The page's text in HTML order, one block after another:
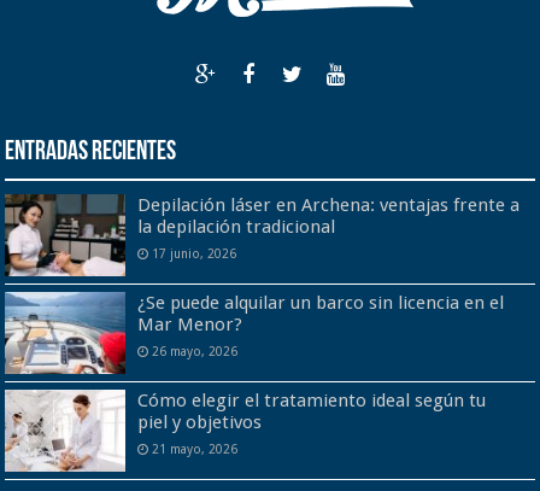
Entradas recientes
Depilación láser en Archena: ventajas frente a
la depilación tradicional
17 junio, 2026
¿Se puede alquilar un barco sin licencia en el
Mar Menor?
26 mayo, 2026
Cómo elegir el tratamiento ideal según tu
piel y objetivos
21 mayo, 2026